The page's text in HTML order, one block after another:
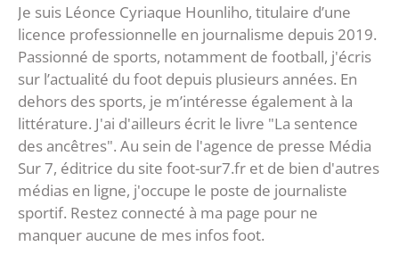
Je suis Léonce Cyriaque Hounliho, titulaire d’une
licence professionnelle en journalisme depuis 2019.
Passionné de sports, notamment de football, j'écris
sur l’actualité du foot depuis plusieurs années. En
dehors des sports, je m’intéresse également à la
littérature. J'ai d'ailleurs écrit le livre "La sentence
des ancêtres". Au sein de l'agence de presse Média
Sur 7, éditrice du site foot-sur7.fr et de bien d'autres
médias en ligne, j'occupe le poste de journaliste
sportif. Restez connecté à ma page pour ne
manquer aucune de mes infos foot.